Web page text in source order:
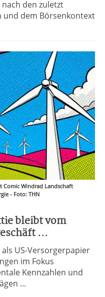
den zuletzt
und dem Börsenkontext
Comic Windrad Landschaft
- Foto: THN
bleibt vom
...
US-Versorgerpapier
im Fokus
Kennzahlen und
...